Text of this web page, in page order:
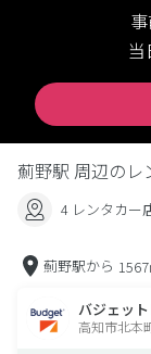
薊野駅 周辺のレ
4 レンタカー
薊野駅から
バジェッ
高知市北本